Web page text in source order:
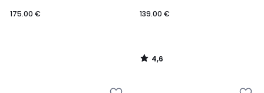
175.00 €
139.00 €
4,6
/